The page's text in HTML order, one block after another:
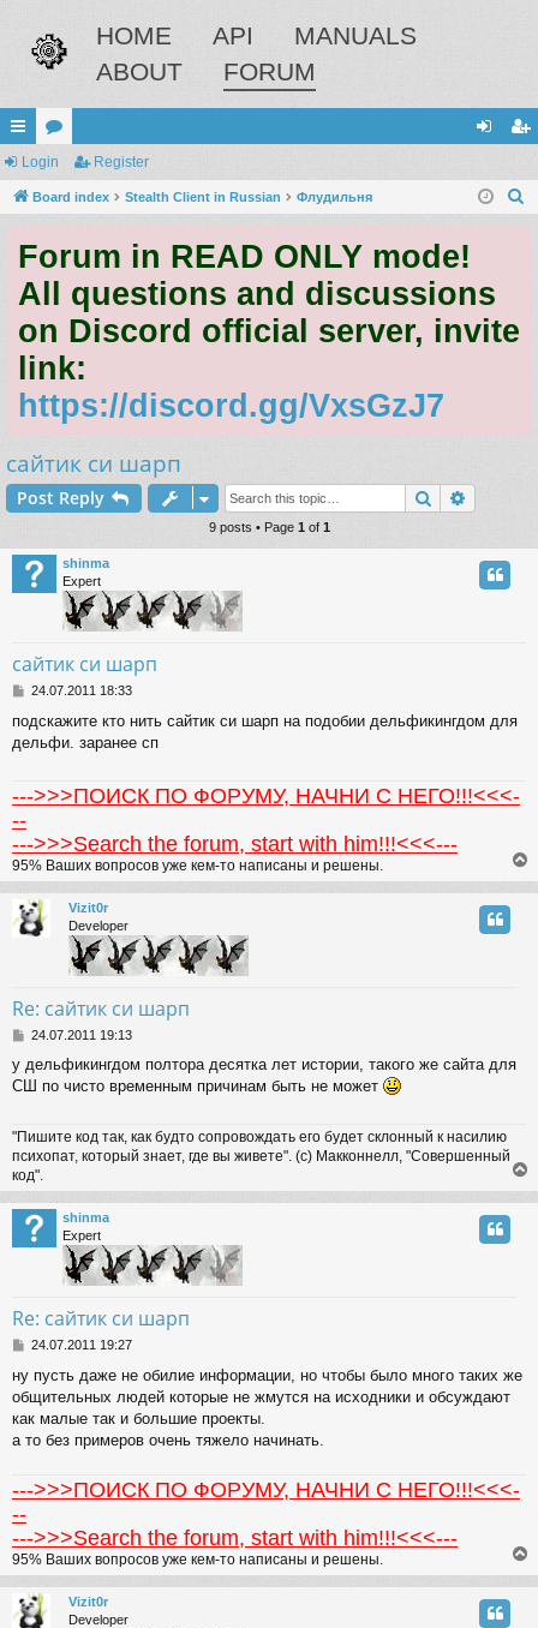
HOME API
MANUALS
ABOUT
FORUM
ui
ck
ks
or
u
s
in ist
Login Register
Board index Stealth Client in Russian Флудильня
Forum in READ ONLY mode!
All questions and discussions
on Discord official server, invite
link:
https://discord.gg/VxsGzJ7
сайтик си шарп
Post Reply Search
9 posts • Page 1of 1
shinma
Expert
сайтик си шарп
P
s
t
24.07.2011 18:33
подскажите кто нить сайтик си шарп на подобии дельфикингдом для
дельфи. заранее сп
--->>>ПОИСК ПО ФОРУМУ, НАЧНИ С НЕГО!!!<<<-
--
--->>>Search the forum, start with him!!!<<<---
95% Ваших вопросов уже кем-то написаны и решены.
o
p
Vizit0r
Developer
Re: сайтик си шарп
P
s
t
24.07.2011 19:13
у дельфикингдом полтора десятка лет истории, такого же сайта для
СШ по чисто временным причинам быть не может
"Пишите код так, как будто сопровождать его будет склонный к насилию
психопат, который знает, где вы живете". (с) Макконнелл, "Совершенный
код".
o
p
shinma
Expert
Re: сайтик си шарп
P
s
t
24.07.2011 19:27
ну пусть даже не обилие информации, но чтобы было много таких же
общительных людей которые не жмутся на исходники и обсуждают
как малые так и большие проекты.
а то без примеров очень тяжело начинать.
--->>>ПОИСК ПО ФОРУМУ, НАЧНИ С НЕГО!!!<<<-
--
--->>>Search the forum, start with him!!!<<<---
95% Ваших вопросов уже кем-то написаны и решены.
o
p
Vizit0r
Developer